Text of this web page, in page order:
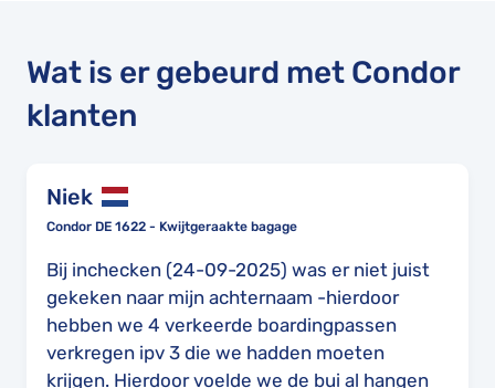
Wat is er gebeurd met Condor
klanten
Niek
Condor DE 1622 - Kwijtgeraakte bagage
Bij inchecken (24-09-2025) was er niet juist
gekeken naar mijn achternaam -hierdoor
hebben we 4 verkeerde boardingpassen
verkregen ipv 3 die we hadden moeten
krijgen. Hierdoor voelde we de bui al hangen